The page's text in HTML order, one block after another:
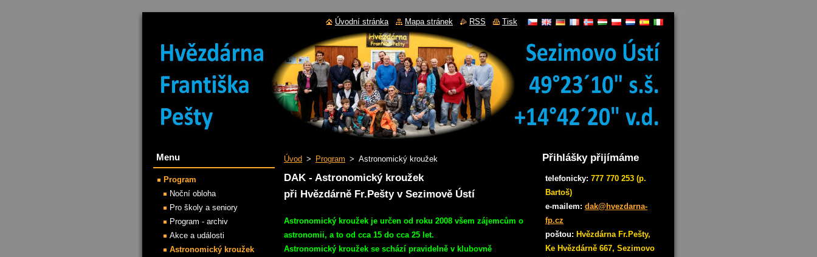
Úvod > Program > Astronomický kroužek
DAK - Astronomický kroužek
při Hvězdárně Fr.Pešty v Sezimově Ústí
Astronomický kroužek je určen od roku 2008 všem zájemcům o
astronomii, a to od cca 15 do cca 25 let.
Astronomický kroužek se schází pravidelně v klubovně
Přihlášky přijímáme
telefonicky: 777 770 253 (p.
Bartoš)
e-mailem: dak@hvezdarna-
fp.cz
poštou: Hvězdárna Fr.Pešty,
Ke Hvězdárně 667, Sezimovo
Menu
Program
Noční obloha
Pro školy a seniory
Program - archiv
Akce a události
Astronomický kroužek
Úvodní stránka Mapa stránek RSS Tisk